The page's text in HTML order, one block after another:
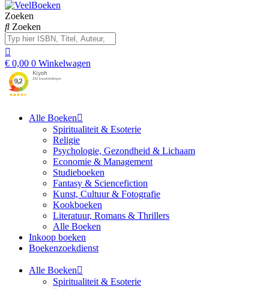
Zoeken
Zoeken
€ 0,00 0 Winkelwagen
Alle Boeken
Spiritualiteit & Esoterie
Religie
Psychologie, Gezondheid & Lichaam
Economie & Management
Studieboeken
Fantasy & Sciencefiction
Kunst, Cultuur & Fotografie
Kookboeken
Literatuur, Romans & Thrillers
Alle Boeken
Inkoop boeken
Boekenzoekdienst
Alle Boeken
Spiritualiteit & Esoterie